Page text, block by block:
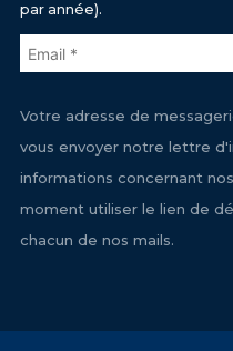
par année).
Votre adresse de
vous envoyer notre lettre
informations concernant
moment utiliser le lien de
chacun de nos mails.